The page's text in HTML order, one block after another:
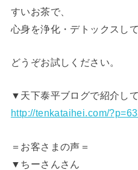
すいお茶で、
心身を浄化・デトックスし
どうぞお試しください。
▼天下泰平ブログで紹介し
http://tenkataihei.com/
＝お客さまの声＝
▼ちーさんさん